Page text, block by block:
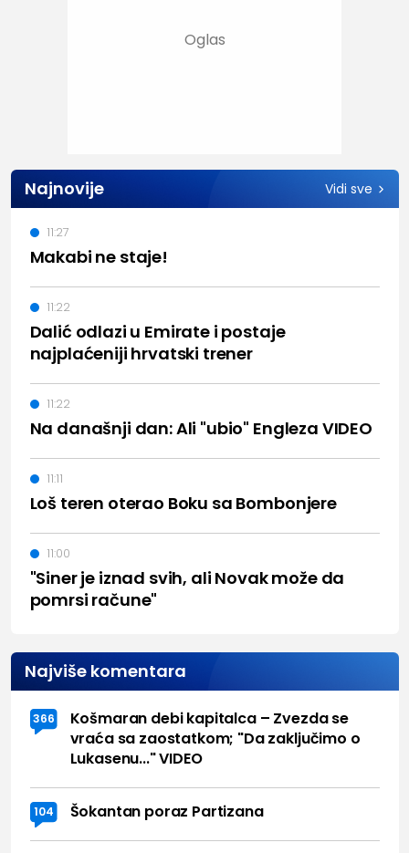
Najnovije Vidi sve
Makabi ne staje!
11:27
Dalić odlazi u Emirate i postaje
najplaćeniji hrvatski trener
11:22
Na današnji dan: Ali "ubio" Engleza VIDEO
11:22
Loš teren oterao Boku sa Bombonjere
11:11
"Siner je iznad svih, ali Novak može da
pomrsi račune"
11:00
Najviše komentara
366
Košmaran debi kapitalca – Zvezda se
vraća sa zaostatkom; "Da zaključimo o
Lukasenu..." VIDEO
104 Šokantan poraz Partizana